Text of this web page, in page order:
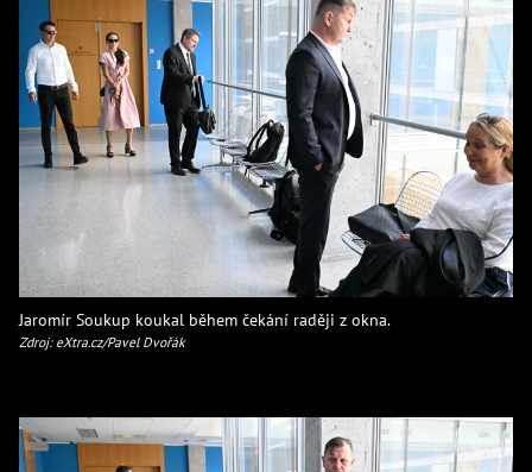
Jaromír Soukup koukal během čekání raději z okna.
Zdroj: eXtra.cz/Pavel Dvořák